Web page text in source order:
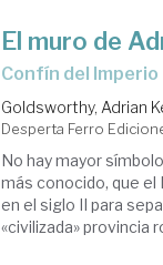
El muro de
confín del Imperio
Goldsworthy, Adrian
Desperta Ferro
No hay mayor
más conocido, que el
en el siglo II para
«civilizada» provincia